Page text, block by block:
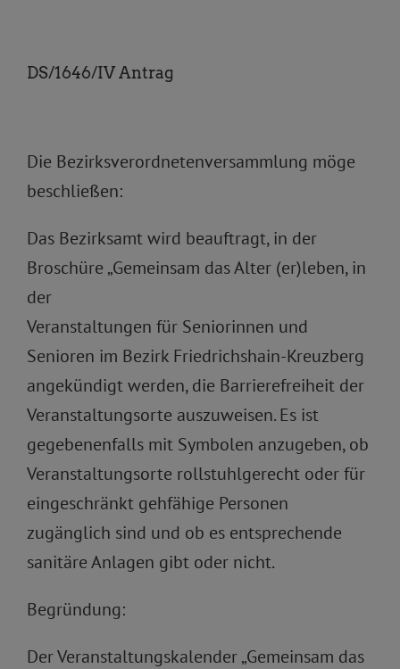
DS/1646/IV Antrag
Die Bezirksverordnetenversammlung möge
beschließen:
Das Bezirksamt wird beauftragt, in der
Broschüre „Gemeinsam das Alter (er)leben, in
der
Veranstaltungen für Seniorinnen und
Senioren im Bezirk Friedrichshain-Kreuzberg
angekündigt werden, die Barrierefreiheit der
Veranstaltungsorte auszuweisen. Es ist
gegebenenfalls mit Symbolen anzugeben, ob
Veranstaltungsorte rollstuhlgerecht oder für
eingeschränkt gehfähige Personen
zugänglich sind und ob es entsprechende
sanitäre Anlagen gibt oder nicht.
Begründung:
Der Veranstaltungskalender „Gemeinsam das